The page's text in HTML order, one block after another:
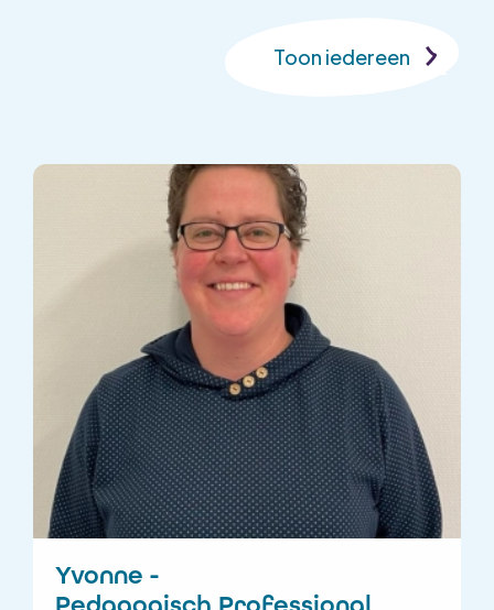
Toon iedereen
Conciërge
Locatiehoofd
Kinderopvang
Onderwijsassistent
Pedagogisch
Professional
Yvonne -